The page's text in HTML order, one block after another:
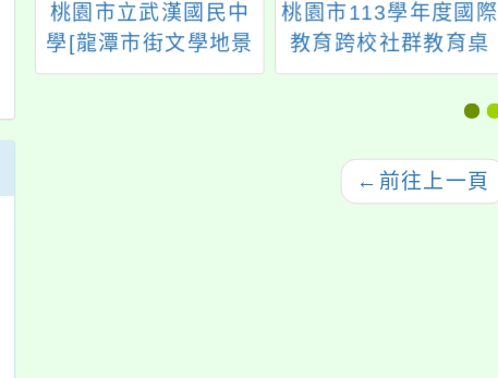
桃園市立武漢國民中
學[龍潭市街文學地景
小旅行]
桃園市113學年度國際
教育跨校社群教育桌
遊設計課程教師研習
← 前往上一頁